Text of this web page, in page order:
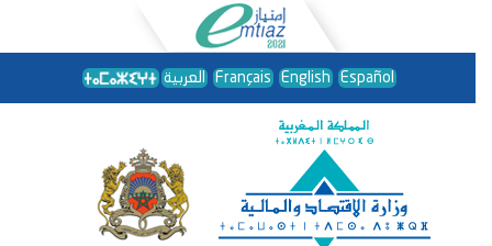
العربية Français English Español